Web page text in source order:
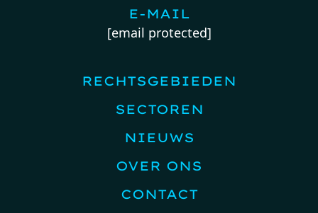
E-MAIL
[email protected]
RECHTSGEBIEDEN
SECTOREN
NIEUWS
OVER ONS
CONTACT